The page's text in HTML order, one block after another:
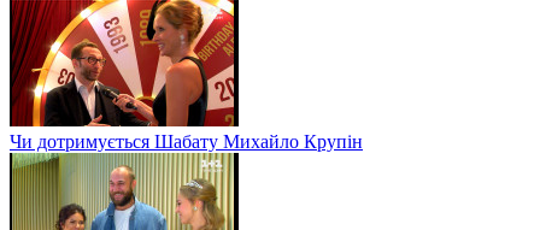
Чи дотримується Шабату Михайло Крупін